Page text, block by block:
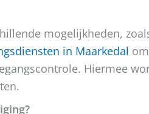
mogelijkheden,
in Maarkedal
Hiermee